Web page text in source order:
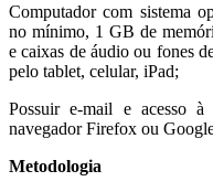
Computador com sistema
no mínimo, 1 GB de
e caixas de áudio ou fones
pelo tablet, celular, iPad;
Possuir e-mail e acesso à
navegador Firefox ou
Metodologia